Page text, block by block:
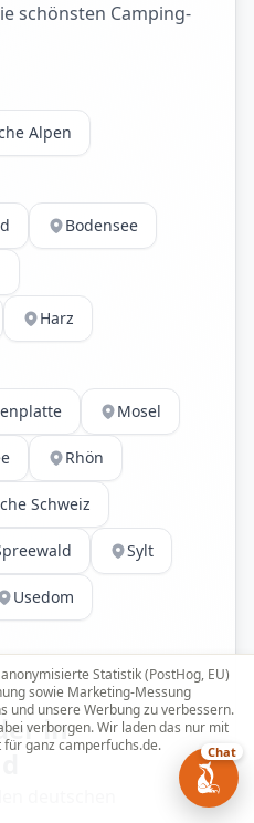
schönsten Camping-
Alpen
Bodensee
Harz
Mosel
Rhön
Schweiz
Sylt
Usedom
in
deutschen
Statistik (PostHog, EU)
sowie Marketing-Messung
und unsere Werbung zu verbessern.
verborgen. Wir laden das nur mit
ganz camperfuchs.de.
Chat